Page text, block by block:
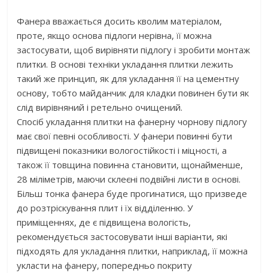
Фанера вважається досить кволим матеріалом,
проте, якщо основа підлоги нерівна, її можна
застосувати, щоб вирівняти підлогу і зробити монтаж
плитки. В основі техніки укладання плитки лежить
такий же принцип, як для укладання її на цементну
основу, тобто майданчик для кладки повинен бути як
слід вирівняний і ретельно очищений.
Спосіб укладання плитки на фанерну чорнову підлогу
має свої певні особливості. У фанери повинні бути
підвищені показники вологостійкості і міцності, а
також її товщина повинна становити, щонайменше,
28 міліметрів, маючи склеєні подвійні листи в основі.
Більш тонка фанера буде прогинатися, що призведе
до розтріскування плит і їх відділенню. У
приміщеннях, де є підвищена вологість,
рекомендується застосовувати інші варіанти, які
підходять для укладання плитки, наприклад, її можна
укласти на фанеру, попередньо покриту